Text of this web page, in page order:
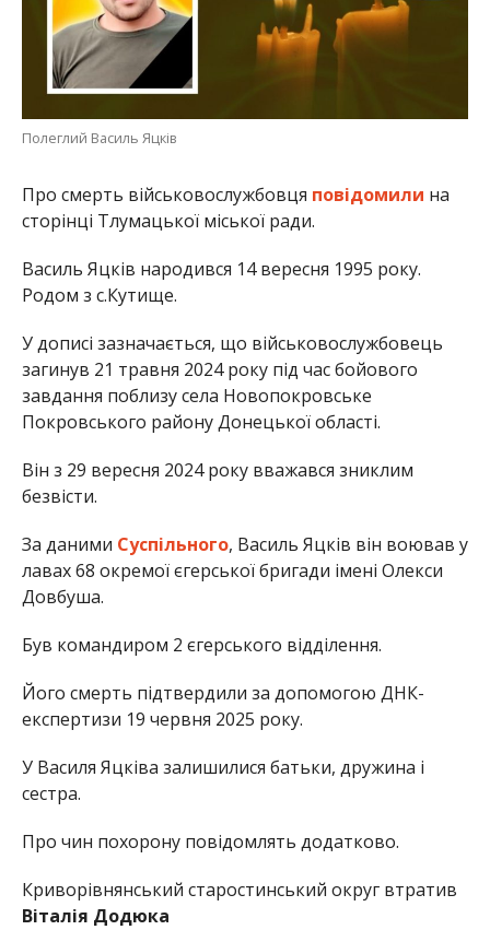
Полеглий Василь Яцків
Про смерть військовослужбовця повідомили на
сторінці Тлумацької міської ради.
Василь Яцків народився 14 вересня 1995 року.
Родом з с.Кутище.
У дописі зазначається, що військовослужбовець
загинув 21 травня 2024 року під час бойового
завдання поблизу села Новопокровське
Покровського району Донецької області.
Він з 29 вересня 2024 року вважався зниклим
безвісти.
За даними Суспільного, Василь Яцків він воював у
лавах 68 окремої єгерської бригади імені Олекси
Довбуша.
Був командиром 2 єгерського відділення.
Його смерть підтвердили за допомогою ДНК-
експертизи 19 червня 2025 року.
У Василя Яцківа залишилися батьки, дружина і
сестра.
Про чин похорону повідомлять додатково.
Криворівнянський старостинський округ втратив
Віталія Додюка